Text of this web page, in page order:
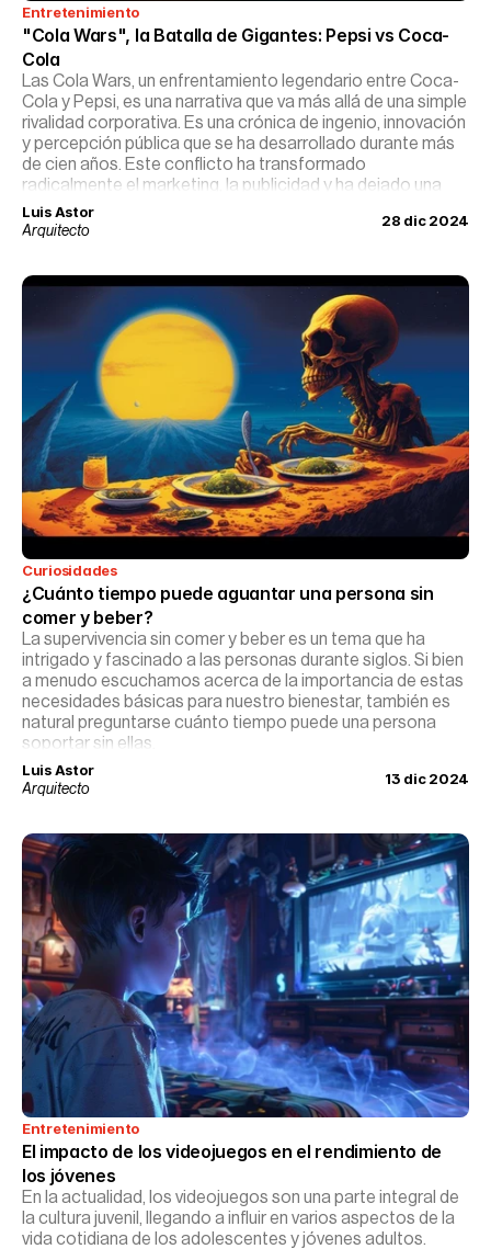
Entretenimiento
"Cola Wars", la Batalla de Gigantes: Pepsi vs Coca-
Cola
Las Cola Wars, un enfrentamiento legendario entre Coca-
Cola y Pepsi, es una narrativa que va más allá de una simple
rivalidad corporativa. Es una crónica de ingenio, innovación
y percepción pública que se ha desarrollado durante más
de cien años. Este conflicto ha transformado
radicalmente el marketing, la publicidad y ha dejado una
huella indeleble en la cultura popular.
Luis Astor
Arquitecto
28 dic 2024
Curiosidades
¿Cuánto tiempo puede aguantar una persona sin
comer y beber?
La supervivencia sin comer y beber es un tema que ha
intrigado y fascinado a las personas durante siglos. Si bien
a menudo escuchamos acerca de la importancia de estas
necesidades básicas para nuestro bienestar, también es
natural preguntarse cuánto tiempo puede una persona
soportar sin ellas.
Luis Astor
Arquitecto
13 dic 2024
Entretenimiento
El impacto de los videojuegos en el rendimiento de
los jóvenes
En la actualidad, los videojuegos son una parte integral de
la cultura juvenil, llegando a influir en varios aspectos de la
vida cotidiana de los adolescentes y jóvenes adultos.